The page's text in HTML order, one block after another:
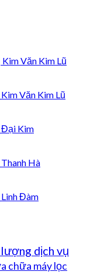
Văn Kim Lũ
Văn Kim Lũ
Đại Kim
Hà
Đàm
dịch vụ
chữa máy lọc